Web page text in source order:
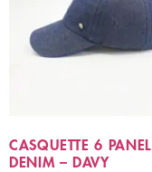
CASQUETTE 6 PANEL
DENIM – DAVY